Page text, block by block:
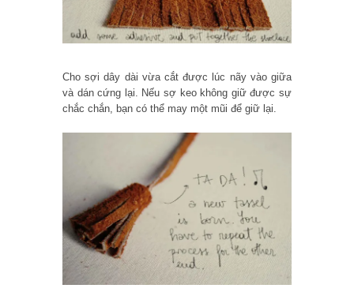
Cho sợi dây dài vừa cắt được lúc nãy vào giữa
và dán cứng lại. Nếu sợ keo không giữ được sự
chắc chắn, bạn có thể may một mũi để giữ lại.